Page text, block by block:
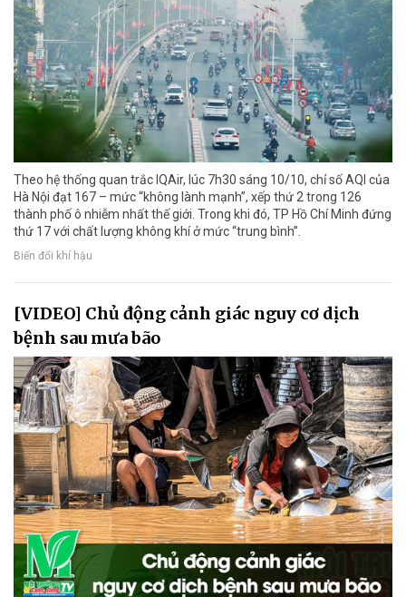
Theo hệ thống quan trắc IQAir, lúc 7h30 sáng 10/10, chỉ số AQI của
Hà Nội đạt 167 – mức “không lành mạnh”, xếp thứ 2 trong 126
thành phố ô nhiễm nhất thế giới. Trong khi đó, TP Hồ Chí Minh đứng
thứ 17 với chất lượng không khí ở mức “trung bình”.
Biến đổi khí hậu
[VIDEO] Chủ động cảnh giác nguy cơ dịch
bệnh sau mưa bão